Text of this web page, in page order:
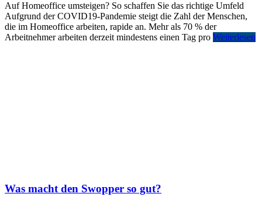
Auf Homeoffice umsteigen? So schaffen Sie das richtige Umfeld
Aufgrund der COVID19-Pandemie steigt die Zahl der Menschen,
die im Homeoffice arbeiten, rapide an. Mehr als 70 % der
Arbeitnehmer arbeiten derzeit mindestens einen Tag pro Weiterlesen
Was macht den Swopper so gut?